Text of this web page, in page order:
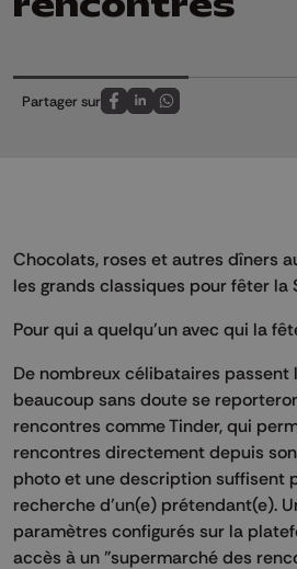
Partager sur
Partagez sur FaceBook
Partagez sur LinkedIn
Partagez sur
Chocolats, roses et autres dîners
les grands classiques pour fêter la
Pour qui a quelqu'un avec qui la
De nombreux célibataires passent
beaucoup sans doute se
rencontres comme Tinder, qui
rencontres directement depuis
photo et une description suffisent
recherche d’un(e) prétendant(e).
paramètres configurés sur la
accès à un "supermarché des